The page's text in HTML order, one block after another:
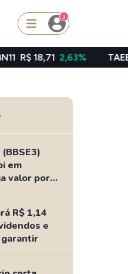
3
Inteligente
2,63% TAEE11 R$ 40,06
em
valor por
R$ 1,14
e
garantir